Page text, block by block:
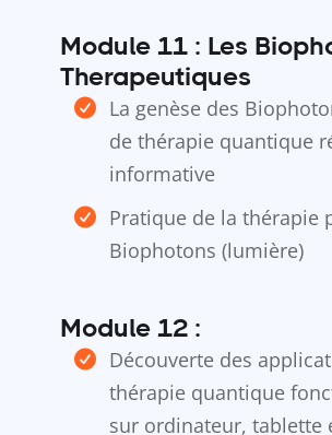
Module 11 : Les
Therapeutiques
La genèse des
de thérapie quantique
informative
Pratique de la thérapie
Biophotons (lumière)
Module 12 :
Découverte des
thérapie quantique
sur ordinateur, tablette